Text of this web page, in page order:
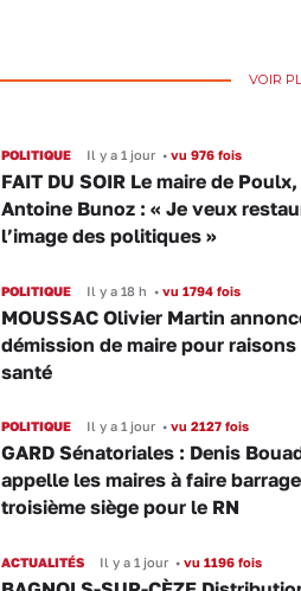
VOIR
POLITIQUE Il y a 1 jour •vu 976 fois
FAIT DU SOIR Le maire de
Antoine Bunoz : « Je veux
l’image des politiques »
POLITIQUE Il y a 18 h •vu 1794 fois
MOUSSAC Olivier Martin
démission de maire pour raisons
santé
POLITIQUE Il y a 1 jour •vu 2127 fois
GARD Sénatoriales : Denis
appelle les maires à faire
troisième siège pour le RN
ACTUALITÉS Il y a 1 jour •vu 1196 fois